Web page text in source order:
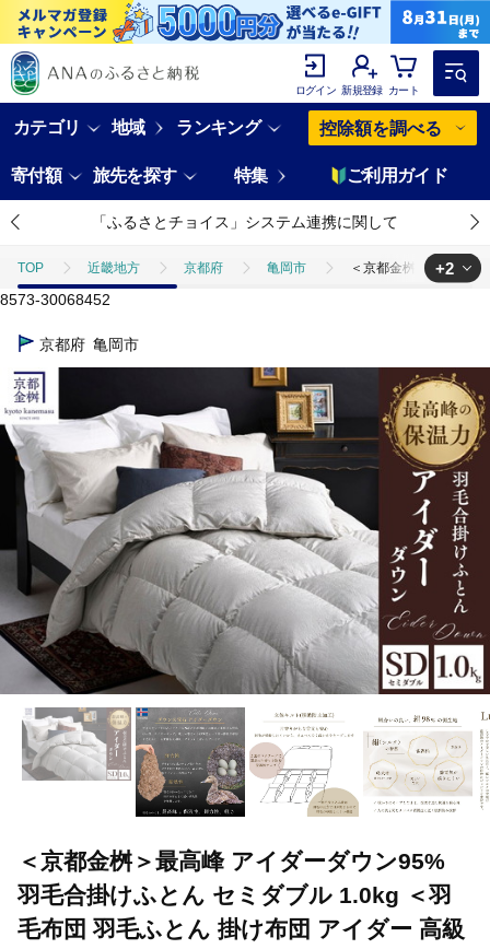
ログイン 新規登録 カート
カテゴリ 地域 ランキング 控除額を調べる
寄付額 旅先を探す 特集 ご利用ガイド
「ふるさとチョイス」システム連携に関して
TOP 近畿地方 京都府 亀岡市 ＜京都金桝＞最高峰
TOP 日用品・雑貨
TOP 日用品・雑貨
+2
8573-30068452
京都府 亀岡市
＜京都金桝＞最高峰 アイダーダウン95%
羽毛合掛けふとん セミダブル 1.0kg ＜羽
毛布団 羽毛ふとん 掛け布団 アイダー 高級